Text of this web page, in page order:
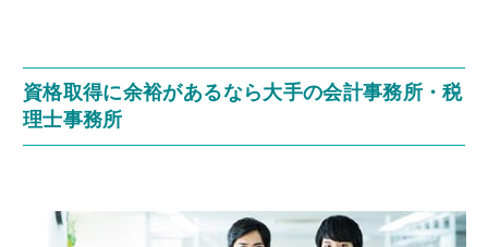
資格取得に余裕があるなら大手の会計事務所・税
理士事務所